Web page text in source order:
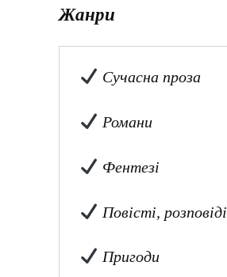
Жанри
Сучасна проза
Романи
Фентезі
Повісті, розповіді
Пригоди